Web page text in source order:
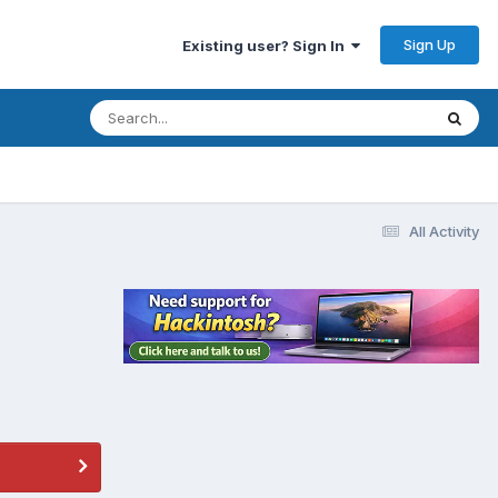
Existing user? Sign In Sign Up
All Activity